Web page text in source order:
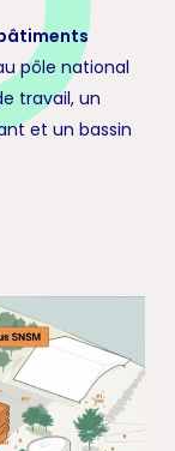
pôle national
travail, un
et un bassin